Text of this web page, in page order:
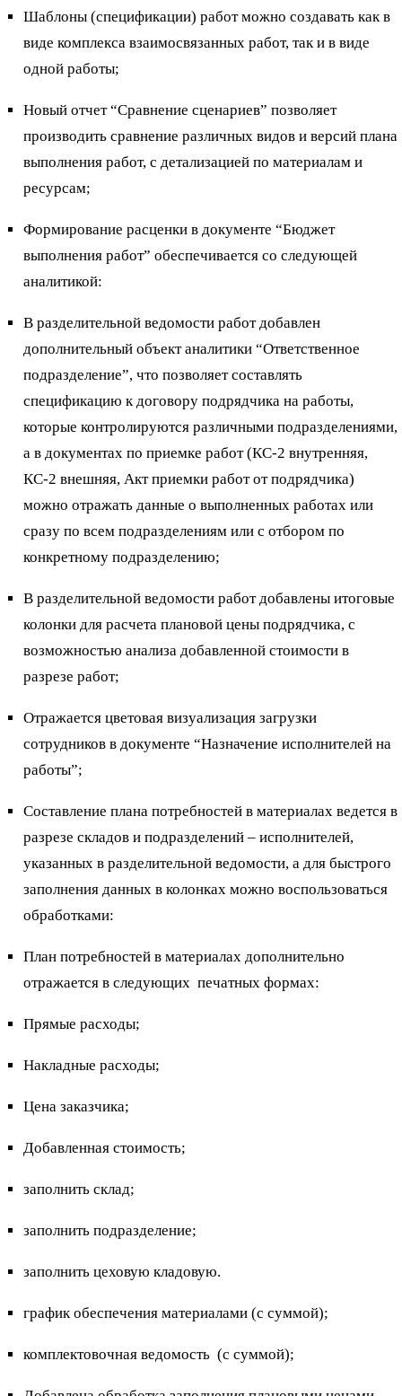
Шаблоны (спецификации) работ можно создавать как в
виде комплекса взаимосвязанных работ, так и в виде
одной работы;
Новый отчет “Сравнение сценариев” позволяет
производить сравнение различных видов и версий плана
выполнения работ, с детализацией по материалам и
ресурсам;
Формирование расценки в документе “Бюджет
выполнения работ” обеспечивается со следующей
аналитикой:
В разделительной ведомости работ добавлен
дополнительный объект аналитики “Ответственное
подразделение”, что позволяет составлять
спецификацию к договору подрядчика на работы,
которые контролируются различными подразделениями,
а в документах по приемке работ (КС-2 внутренняя,
КС-2 внешняя, Акт приемки работ от подрядчика)
можно отражать данные о выполненных работах или
сразу по всем подразделениям или с отбором по
конкретному подразделению;
В разделительной ведомости работ добавлены итоговые
колонки для расчета плановой цены подрядчика, с
возможностью анализа добавленной стоимости в
разрезе работ;
Отражается цветовая визуализация загрузки
сотрудников в документе “Назначение исполнителей на
работы”;
Составление плана потребностей в материалах ведется в
разрезе складов и подразделений – исполнителей,
указанных в разделительной ведомости, а для быстрого
заполнения данных в колонках можно воспользоваться
обработками:
План потребностей в материалах дополнительно
отражается в следующих печатных формах:
Прямые расходы;
Накладные расходы;
Цена заказчика;
Добавленная стоимость;
заполнить склад;
заполнить подразделение;
заполнить цеховую кладовую.
график обеспечения материалами (с суммой);
комплектовочная ведомость (с суммой);